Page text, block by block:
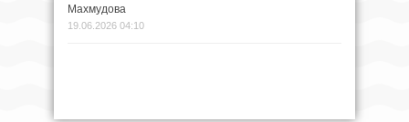
Махмудова
19.06.2026 04:10